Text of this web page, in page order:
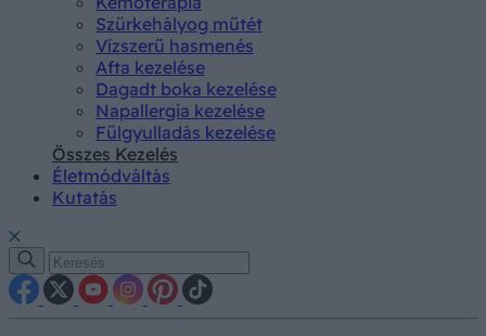
Szürkehályog műtét
Vízszerű hasmenés
Afta kezelése
Dagadt boka kezelése
Napallergia kezelése
Fülgyulladás kezelése
Összes Kezelés
Életmódváltás
Kutatás